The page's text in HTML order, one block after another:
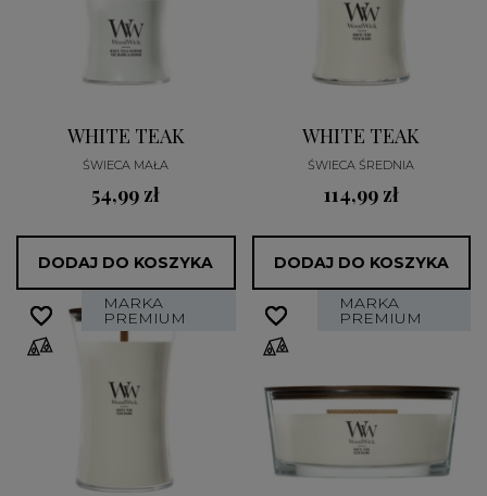
WHITE TEAK
ŚWIECA MAŁA
54,99 zł
DODAJ DO KOSZYKA
WHITE TEAK
ŚWIECA ŚREDNIA
114,99 zł
DODAJ DO KOSZYKA
MARKA
PREMIUM
favorite_border
favorite_border MARKA
PREMIUM
favorite_border
favorite_border